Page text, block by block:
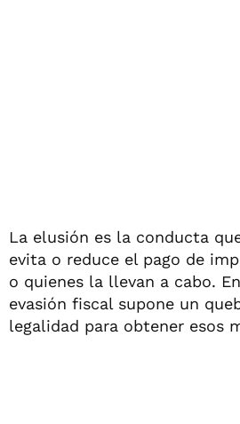
La elusión es la conducta
evita o reduce el pago de
o quienes la llevan a cabo.
evasión fiscal supone un
legalidad para obtener esos